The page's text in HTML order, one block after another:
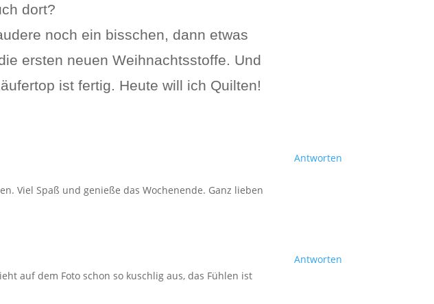
dort?
noch ein bisschen, dann etwas
ersten neuen Weihnachtsstoffe. Und
ist fertig. Heute will ich Quilten!
Viel Spaß und genieße das Wochenende. Ganz lieben
Antworten
auf dem Foto schon so kuschlig aus, das Fühlen ist
Antworten